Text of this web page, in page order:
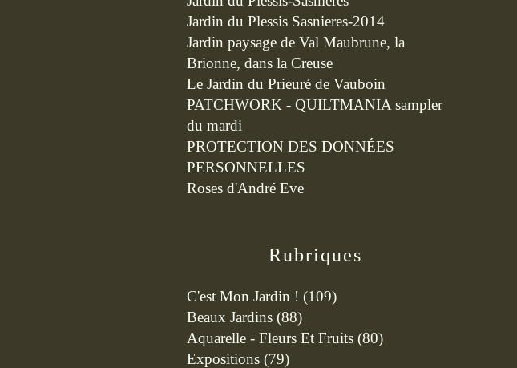
Rubriques
C'est Mon Jardin ! (109)
Beaux Jardins (88)
Aquarelle - Fleurs Et Fruits (80)
Expositions (79)
Jardin du Plessis Sasnieres-2014
Jardin paysage de Val Maubrune, la
Brionne, dans la Creuse
Le Jardin du Prieuré de Vauboin
PATCHWORK - QUILTMANIA sampler
du mardi
PROTECTION DES DONNÉES
PERSONNELLES
Roses d'André Eve